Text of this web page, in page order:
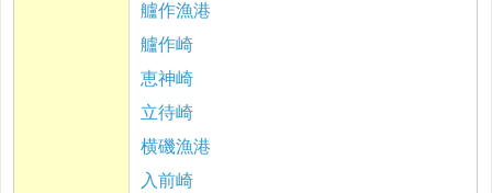
艫作漁港
艫作崎
恵神崎
立待崎
横磯漁港
入前崎